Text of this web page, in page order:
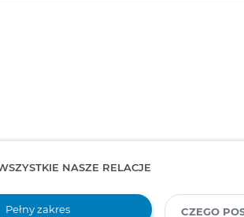
NASZE RELACJE
Pełny zakres